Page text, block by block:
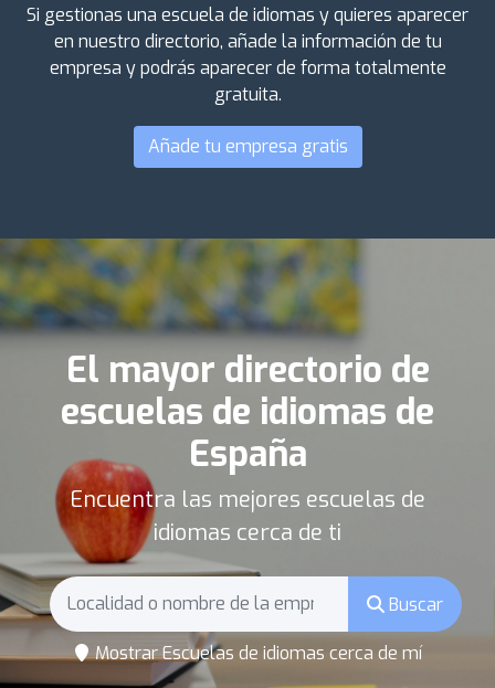
Si gestionas una escuela de idiomas y quieres aparecer
en nuestro directorio, añade la información de tu
empresa y podrás aparecer de forma totalmente
gratuita.
Añade tu empresa gratis
El mayor directorio de
escuelas de idiomas de
España
Encuentra las mejores escuelas de
idiomas cerca de ti
Buscar
Mostrar Escuelas de idiomas cerca de mí